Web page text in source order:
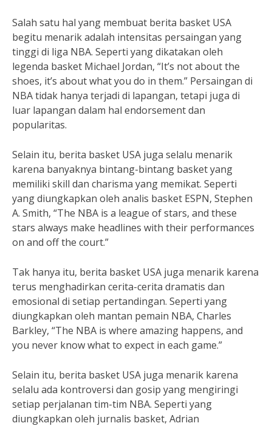
Salah satu hal yang membuat berita basket USA
begitu menarik adalah intensitas persaingan yang
tinggi di liga NBA. Seperti yang dikatakan oleh
legenda basket Michael Jordan, “It’s not about the
shoes, it’s about what you do in them.” Persaingan di
NBA tidak hanya terjadi di lapangan, tetapi juga di
luar lapangan dalam hal endorsement dan
popularitas.
Selain itu, berita basket USA juga selalu menarik
karena banyaknya bintang-bintang basket yang
memiliki skill dan charisma yang memikat. Seperti
yang diungkapkan oleh analis basket ESPN, Stephen
A. Smith, “The NBA is a league of stars, and these
stars always make headlines with their performances
on and off the court.”
Tak hanya itu, berita basket USA juga menarik karena
terus menghadirkan cerita-cerita dramatis dan
emosional di setiap pertandingan. Seperti yang
diungkapkan oleh mantan pemain NBA, Charles
Barkley, “The NBA is where amazing happens, and
you never know what to expect in each game.”
Selain itu, berita basket USA juga menarik karena
selalu ada kontroversi dan gosip yang mengiringi
setiap perjalanan tim-tim NBA. Seperti yang
diungkapkan oleh jurnalis basket, Adrian